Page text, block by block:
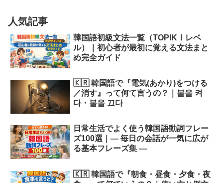
人気記事
韓国語初級文法一覧（TOPIKⅠレベ
ル）｜初心者が最初に覚える文法まと
め完全ガイド
🇰🇷 韓国語で『電気(あかり)をつける
／消す』って何て言うの？｜불을 켜
다・불을 끄다
日常生活でよく使う韓国語動詞フレー
ズ100選｜― 毎日の会話が一気に広が
る基本フレーズ集 ―
🇰🇷 韓国語で『朝食・昼食・夕食・夜